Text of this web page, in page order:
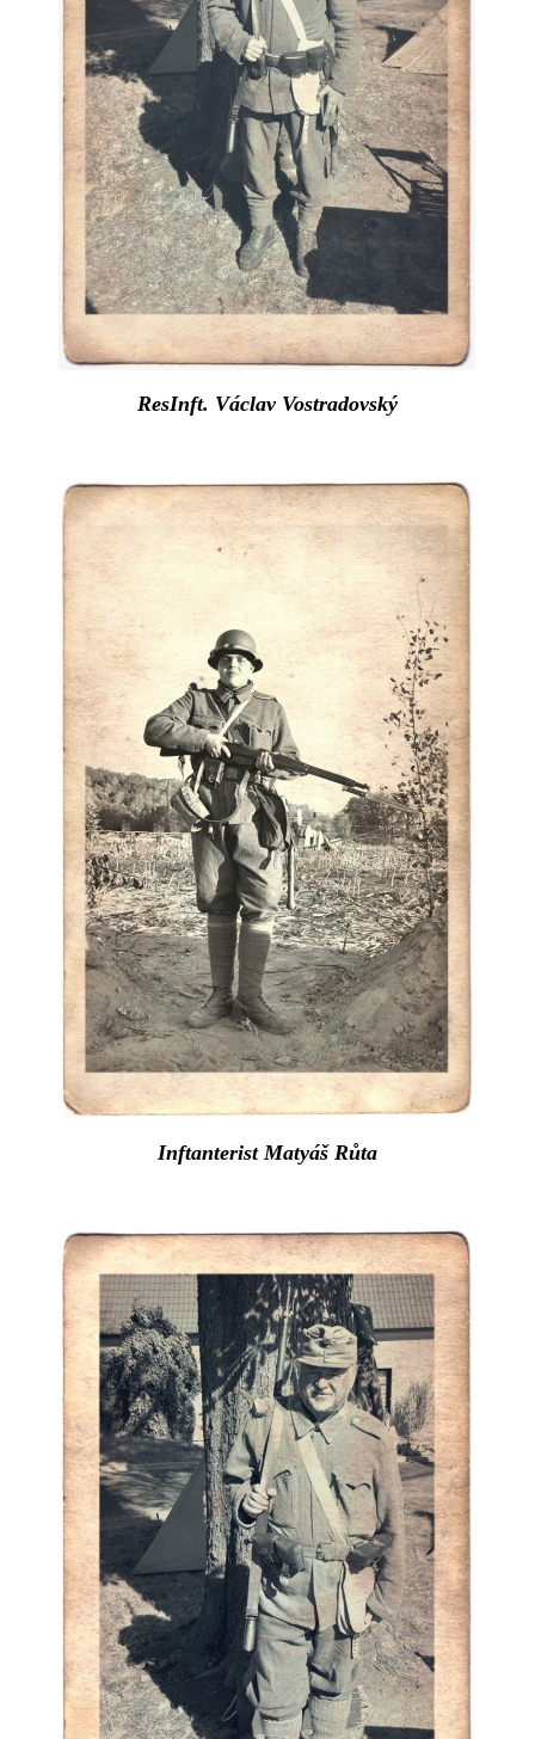
ResInft. Václav Vostradovský
Inftanterist Matyáš Růta